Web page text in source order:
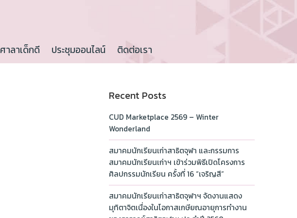
ศาลาเด็กดี ประชุมออนไลน์ ติดต่อเรา
Recent Posts
CUD Marketplace 2569 – Winter
Wonderland
สมาคมนักเรียนเก่าสาธิตจุฬา และกรรมการ
สมาคมนักเรียนเก่าฯ เข้าร่วมพิธีเปิดโครงการ
ศิลปกรรมนักเรียน ครั้งที่ 16 “เจริญสี”
สมาคมนักเรียนเก่าสาธิตจุฬาฯ จัดงานแสดง
มุทิตาจิตเนื่องในโอกาสเกษียณอายุการทำงาน